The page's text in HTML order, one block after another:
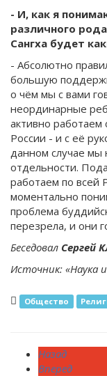
- И, как я
различного
Сангха будет
- Абсолютно
большую
о чём мы с вами
неординарные
активно работаем
России - и с её
данном случае мы
отдельности.
работаем по всей
моментально
проблема
перезрела, и они
Беседовал Сергей
Источник: «Наука
Общество
Назад
Вперед